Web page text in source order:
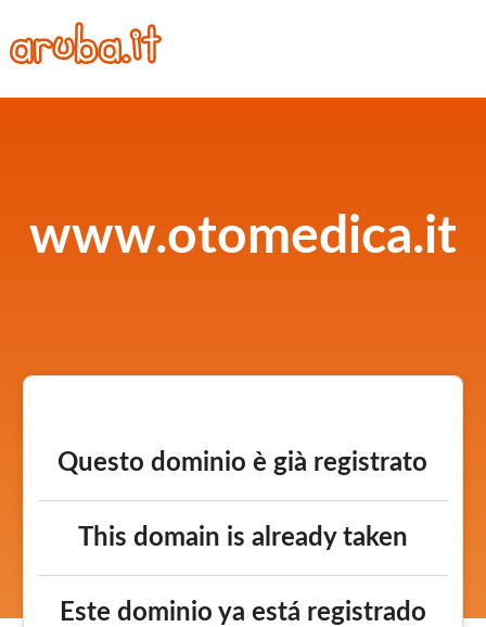
www.otomedica.it
Questo dominio è già registrato
This domain is already taken
Este dominio ya está registrado